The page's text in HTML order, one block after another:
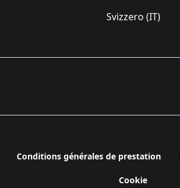
Svizzero (IT)
Conditions générales de prestation
Cookie